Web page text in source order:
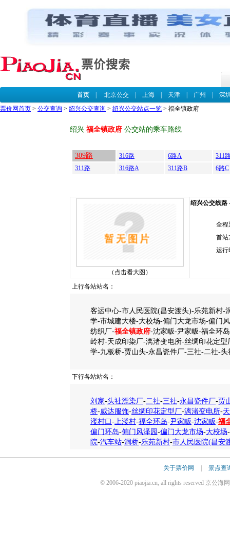
首页| 北京公交| 上海| 天津| 广州
深
票价网首页 > 公交查询 > 绍兴公交查询 > 绍兴公交站点一览 > 福全镇政府
绍兴 福全镇政府 公交站的乘车路线
309路 316路 6路A
311
311路
316路A 311路B 6路C
（点击看大图）
绍兴公交线路
全程
首站
运行
上行各站站名：
客运中心-市人民医院(昌安渡头)-乐苑新村-
学-市城建大楼-大校场-偏门大龙市场-偏门
纺织厂-福全镇政府-沈家畈-尹家畈-福全环
岭村-天成印染厂-漓渚变电所-丝绸印花定
学-九板桥-贾山头-永昌瓷件厂-三社-二社-头
下行各站站名：
刘家-头社漂染厂-二社-三社-永昌瓷件厂-贾
桥-威达服饰-丝绸印花定型厂-漓渚变电所-
溇村口 -上溇村-福全环岛-尹家畈-沈家畈-福
偏门环岛-偏门风泽园 -偏门大龙市场-大校场-
院-汽车站-洞桥-乐苑新村-市人民医院(昌安
关于票价网 景点查
© 2006-2020 piaojia.cn, all rights reserved 京公海